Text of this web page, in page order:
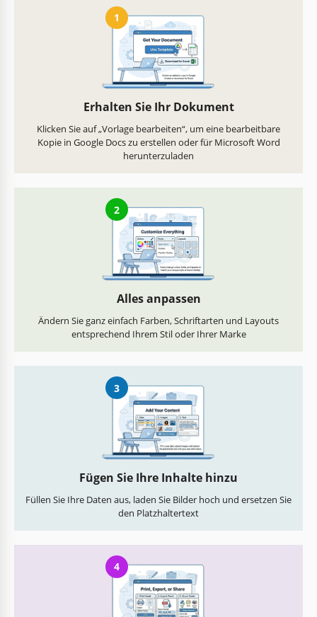
1
Erhalten Sie Ihr Dokument
Klicken Sie auf „Vorlage bearbeiten“, um eine bearbeitbare
Kopie in Google Docs zu erstellen oder für Microsoft Word
herunterzuladen
2
Alles anpassen
Ändern Sie ganz einfach Farben, Schriftarten und Layouts
entsprechend Ihrem Stil oder Ihrer Marke
3
Fügen Sie Ihre Inhalte hinzu
Füllen Sie Ihre Daten aus, laden Sie Bilder hoch und ersetzen Sie
den Platzhaltertext
4